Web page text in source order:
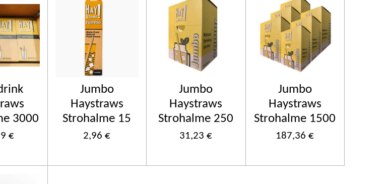
3000
€
Jumbo
Haystraws
Strohalme 15
2,96 €
Jumbo
Haystraws
Strohalme 250
31,23 €
Jumbo
Haystraws
Strohalme 1500
187,36 €